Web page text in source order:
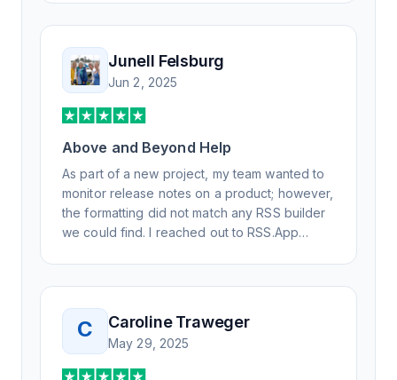
professionally. Highly recommend for all your
RSS feed needs. Our trucking news hub
website couldn't work without it. Thank you.
Junell Felsburg
Jun 2, 2025
Above and Beyond Help
As part of a new project, my team wanted to
monitor release notes on a product; however,
the formatting did not match any RSS builder
we could find. I reached out to RSS.App
day, but I spoke to someone who was
knowledgeable, kind, and clearly wanted to
understand the issue. It has been a few
weeks, but after many revisions and direct
support, all of my release notes are in a way
C Caroline Traweger
May 29, 2025